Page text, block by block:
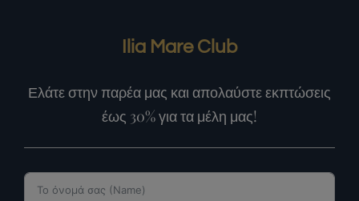
Ilia Mare Club
Ελάτε στην παρέα μας και απολαύστε εκπτώσεις
έως 30% για τα μέλη μας!